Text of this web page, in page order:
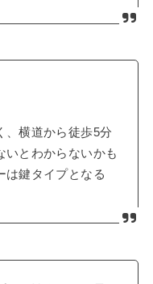
、横道から徒歩5分
いとわからないかも
は鍵タイプとなる